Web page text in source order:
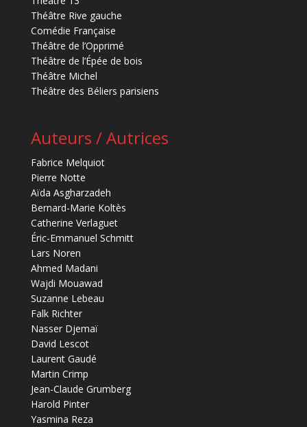
Théâtre Rive gauche
Comédie Française
Théâtre de l’Opprimé
Théâtre de l’Épée de bois
Théâtre Michel
Théâtre des Béliers parisiens
Auteurs / Autrices
Fabrice Melquiot
Pierre Notte
Aïda Asgharzadeh
Bernard-Marie Koltès
Catherine Verlaguet
Éric-Emmanuel Schmitt
Lars Noren
Ahmed Madani
Wajdi Mouawad
Suzanne Lebeau
Falk Richter
Nasser Djemaï
David Lescot
Laurent Gaudé
Martin Crimp
Jean-Claude Grumberg
Harold Pinter
Yasmina Reza